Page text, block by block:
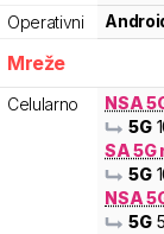
Operativni
Mreže
Celularno
NSA
5G
SA 5G
5G
NSA
5G